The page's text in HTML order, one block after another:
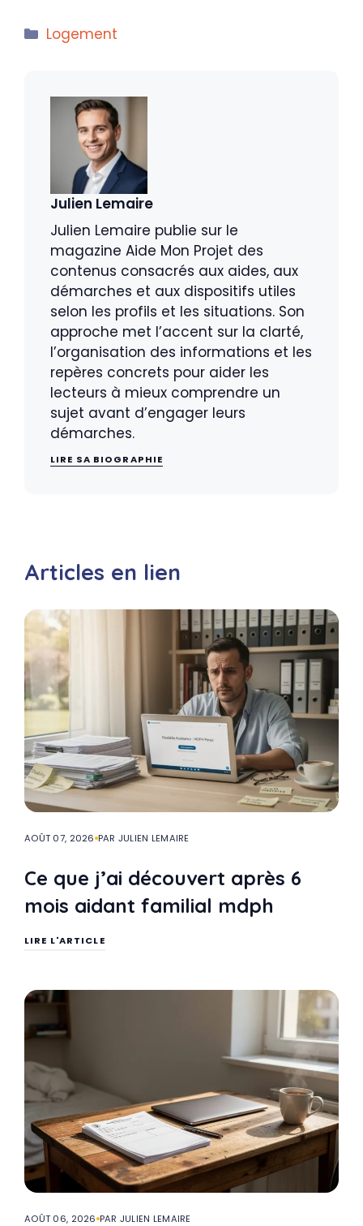
Catégories
Logement
Julien Lemaire
Julien Lemaire publie sur le
magazine Aide Mon Projet des
contenus consacrés aux aides, aux
démarches et aux dispositifs utiles
selon les profils et les situations. Son
approche met l’accent sur la clarté,
l’organisation des informations et les
repères concrets pour aider les
lecteurs à mieux comprendre un
sujet avant d’engager leurs
démarches.
LIRE SA BIOGRAPHIE
Articles en lien
AOÛT 07, 2026 PAR JULIEN LEMAIRE
Ce que j’ai découvert après 6
mois aidant familial mdph
LIRE L'ARTICLE
AOÛT 06, 2026 PAR JULIEN LEMAIRE